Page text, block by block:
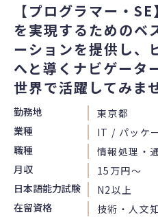
【プログラマー・
を実現するためのベ
ーションを提供し、
へと導くナビゲータ
世界で活躍してみま
勤務地
東京都
業種
IT / パッケ
職種
情報処理・
月収
15万円〜
日本語能力試験
N2以上
在留資格
技術・人文